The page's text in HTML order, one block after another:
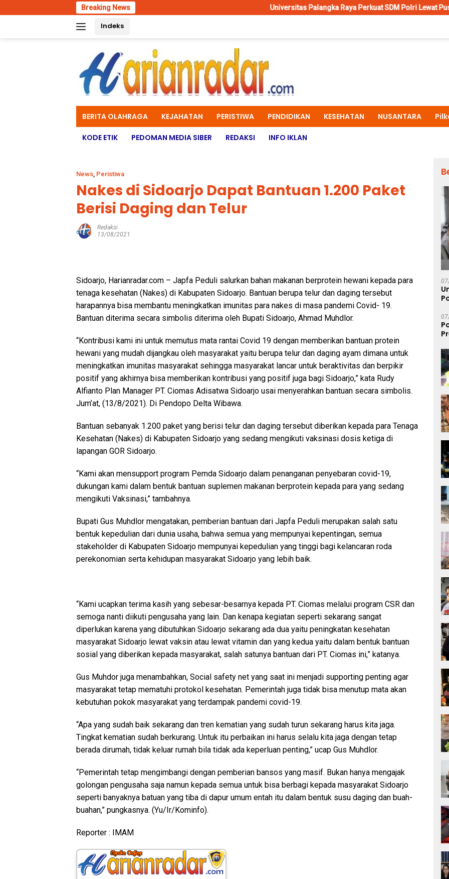
to
Breaking News Universitas Palangka Raya Perkuat SDM Polri Lewat Pusat Studi Kepolisian
Indeks
BERITA OLAHRAGA KEJAHATAN PERISTIWA PENDIDIKAN KESEHATAN NUSANTARA
KODE ETIK PEDOMAN MEDIA SIBER REDAKSI INFO IKLAN
News, Peristiwa
Nakes di Sidoarjo Dapat Bantuan 1.200 Paket
Berisi Daging dan Telur
Redaksi
13/08/2021
Sidoarjo, Harianradar.com – Japfa Peduli salurkan bahan makanan berprotein hewani kepada para
tenaga kesehatan (Nakes) di Kabupaten Sidoarjo. Bantuan berupa telur dan daging tersebut
harapannya bisa membantu meningkatkan imunitas para nakes di masa pandemi Covid- 19.
Bantuan diterima secara simbolis diterima oleh Bupati Sidoarjo, Ahmad Muhdlor.
“Kontribusi kami ini untuk memutus mata rantai Covid 19 dengan memberikan bantuan protein
hewani yang mudah dijangkau oleh masyarakat yaitu berupa telur dan daging ayam dimana untuk
meningkatkan imunitas masyarakat sehingga masyarakat lancar untuk beraktivitas dan berpikir
positif yang akhirnya bisa memberikan kontribusi yang positif juga bagi Sidoarjo,” kata Rudy
Alfianto Plan Manager PT. Ciomas Adisatwa Sidoarjo usai menyerahkan bantuan secara simbolis.
Jum’at, (13/8/2021). Di Pendopo Delta Wibawa.
Bantuan sebanyak 1.200 paket yang berisi telur dan daging tersebut diberikan kepada para Tenaga
Kesehatan (Nakes) di Kabupaten Sidoarjo yang sedang mengikuti vaksinasi dosis ketiga di
lapangan GOR Sidoarjo.
“Kami akan mensupport program Pemda Sidoarjo dalam penanganan penyebaran covid-19,
dukungan kami dalam bentuk bantuan suplemen makanan berprotein kepada para yang sedang
mengikuti Vaksinasi,” tambahnya.
Bupati Gus Muhdlor mengatakan, pemberian bantuan dari Japfa Peduli merupakan salah satu
bentuk kepedulian dari dunia usaha, bahwa semua yang mempunyai kepentingan, semua
stakeholder di Kabupaten Sidoarjo mempunyai kepedulian yang tinggi bagi kelancaran roda
perekonomian serta kehidupan masyarakat Sidoarjo yang lebih baik.
“Kami ucapkan terima kasih yang sebesar-besarnya kepada PT. Ciomas melalui program CSR dan
semoga nanti diikuti pengusaha yang lain. Dan kenapa kegiatan seperti sekarang sangat
diperlukan karena yang dibutuhkan Sidoarjo sekarang ada dua yaitu peningkatan kesehatan
masyarakat Sidoarjo lewat vaksin atau lewat vitamin dan yang kedua yaitu dalam bentuk bantuan
sosial yang diberikan kepada masyarakat, salah satunya bantuan dari PT. Ciomas ini,” katanya.
Gus Muhdor juga menambahkan, Social safety net yang saat ini menjadi supporting penting agar
masyarakat tetap mematuhi protokol kesehatan. Pemerintah juga tidak bisa menutup mata akan
kebutuhan pokok masyarakat yang terdampak pandemi covid-19.
“Apa yang sudah baik sekarang dan tren kematian yang sudah turun sekarang harus kita jaga.
Tingkat kematian sudah berkurang. Untuk itu perbaikan ini harus selalu kita jaga dengan tetap
berada dirumah, tidak keluar rumah bila tidak ada keperluan penting,” ucap Gus Muhdlor.
“Pemerintah tetap mengimbangi dengan pemberian bansos yang masif. Bukan hanya mengajak
golongan pengusaha saja namun kepada semua untuk bisa berbagi kepada masyarakat Sidoarjo
seperti banyaknya batuan yang tiba di dapur umum entah itu dalam bentuk susu daging dan buah-
buahan,” pungkasnya. (Yu/Ir/Kominfo).
Reporter : IMAM